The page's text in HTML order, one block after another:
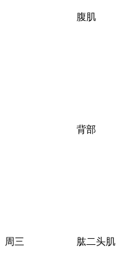
腹肌
周三
背部
肱二头肌